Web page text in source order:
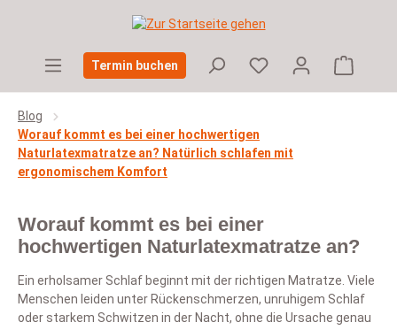
Zum Hauptinhalt springen
Termin buchen
Blog
Worauf kommt es bei einer hochwertigen
Naturlatexmatratze an? Natürlich schlafen mit
ergonomischem Komfort
Worauf kommt es bei einer
hochwertigen Naturlatexmatratze an?
Ein erholsamer Schlaf beginnt mit der richtigen Matratze. Viele
Menschen leiden unter Rückenschmerzen, unruhigem Schlaf
oder starkem Schwitzen in der Nacht, ohne die Ursache genau